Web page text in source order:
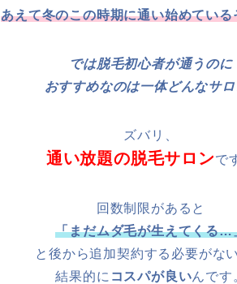
あえて冬のこの時期に通い始めている
では脱毛初心者が通うのに
おすすめなのは一体どんなサ
ズバリ、
通い放題の脱毛サロンで
回数制限があると
「まだムダ毛が生えてくる…
と後から追加契約する必要がな
結果的に コスパが良いんです